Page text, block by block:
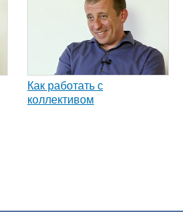
Как работать с
коллективом